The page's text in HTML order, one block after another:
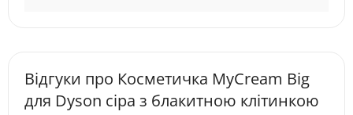
Відгуки про Косметичка MyCream Big
для Dyson сіра з блакитною клітинкою